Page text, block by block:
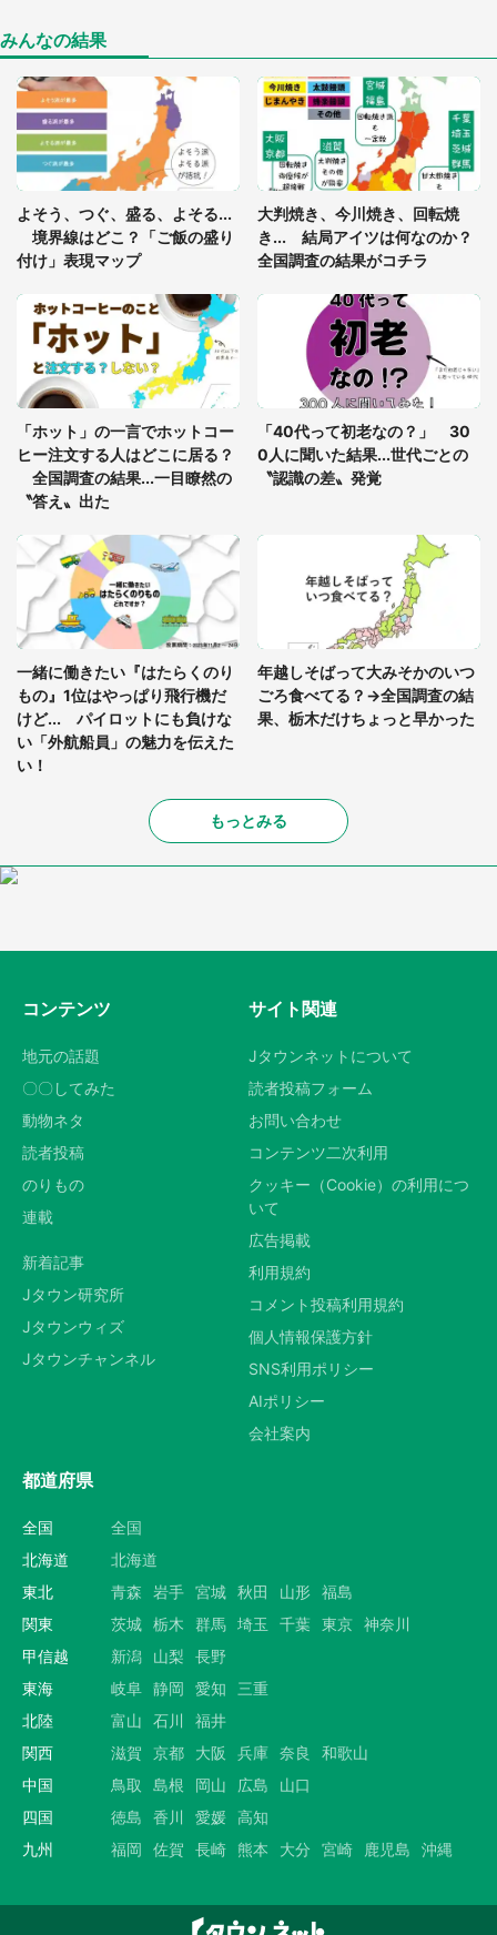
「○○がない街に住んでいます」住人の呟きに30万
人驚がく 何が存在しないか、あなたはわかる？
「閉所恐怖症の私は新幹線で大パニック。隣席の青
年に『手を繋いで』とお願いしたら...」 体験談に
8万人感動
知らぬおじいさんがわざわざ声をかけてきて（兵庫
県・30代女性）
「ゾワゾワする」「本当に気持ち悪い」 道端でバ
グっちゃってた〝野生の野菜〟に6.5万人戦慄
みんなの結果
よそう、つぐ、盛る、よそる...
境界線はどこ？「ご飯の盛り
付け」表現マップ
大判焼き、今川焼き、回転焼
き... 結局アイツは何なのか？
全国調査の結果がコチラ
「ホット」の一言でホットコー
ヒー注文する人はどこに居る？
全国調査の結果...一目瞭然の
〝答え〟出た
「40代って初老なの？」 30
0人に聞いた結果...世代ごとの
〝認識の差〟発覚
一緒に働きたい『はたらくのり
もの』1位はやっぱり飛行機だ
けど... パイロットにも負けな
い「外航船員」の魅力を伝えた
い！
年越しそばって大みそかのいつ
ごろ食べてる？→全国調査の結
果、栃木だけちょっと早かった
もっとみる
コンテンツ
地元の話題
〇〇してみた
動物ネタ
読者投稿
のりもの
連載
新着記事
Jタウン研究所
Jタウンウィズ
Jタウンチャンネル
サイト関連
Jタウンネットについて
読者投稿フォーム
お問い合わせ
コンテンツ二次利用
クッキー（Cookie）の利用につ
いて
広告掲載
利用規約
コメント投稿利用規約
個人情報保護方針
SNS利用ポリシー
AIポリシー
会社案内
都道府県
全国
全国
北海道
北海道
東北
青森 岩手 宮城 秋田 山形 福島
関東
茨城 栃木 群馬 埼玉 千葉 東京 神奈川
甲信越
新潟 山梨
長野
東海
岐阜 静岡 愛知
三重
北陸
富山 石川
福井
関西
滋賀 京都 大阪 兵庫 奈良
和歌山
中国
鳥取 島根 岡山 広島
山口
四国
徳島 香川 愛媛 高知
九州
福岡 佐賀 長崎 熊本 大分 宮崎 鹿児島 沖縄